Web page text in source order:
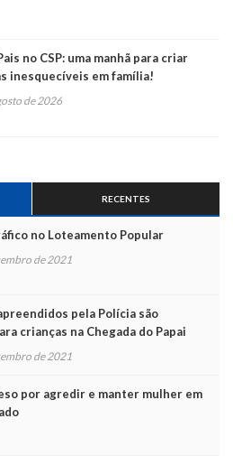
no CSP: uma manhã para criar
inesquecíveis em família!
de 2026
RECENTES
no Loteamento Popular
de 2021
pela Polícia são
crianças na Chegada do Papai
de 2021
por agredir e manter mulher em